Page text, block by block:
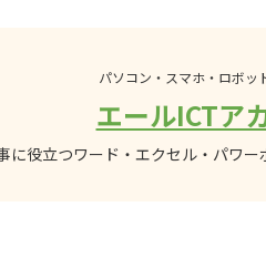
パソコン・スマホ・ロボッ
エールICTア
に役立つワード・エクセル・パワ